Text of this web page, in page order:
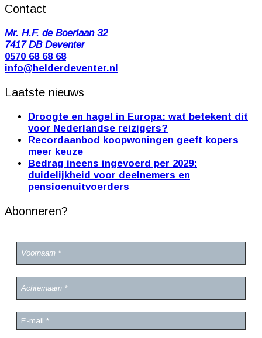
Contact
Mr. H.F. de Boerlaan 32
7417 DB Deventer
0570 68 68 68
info@helderdeventer.nl
Laatste nieuws
Droogte en hagel in Europa: wat betekent dit
voor Nederlandse reizigers?
Recordaanbod koopwoningen geeft kopers
meer keuze
Bedrag ineens ingevoerd per 2029:
duidelijkheid voor deelnemers en
pensioenuitvoerders
Abonneren?